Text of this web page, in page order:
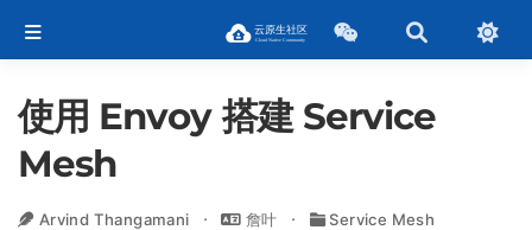
使用 Envoy 搭建 Service
Mesh
Arvind Thangamani 詹叶
Service Mesh